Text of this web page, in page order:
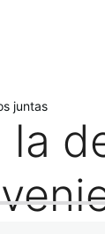
juntas
la